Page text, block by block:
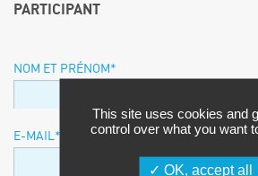
PARTICIPANT
NOM ET PRÉNOM *
E-MAIL *
This site uses cookies and
control over what you want
OK, accept all